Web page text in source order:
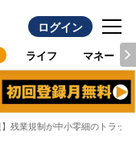
ログイン
ライフ マネー
】残業規制が中小零細のトラ